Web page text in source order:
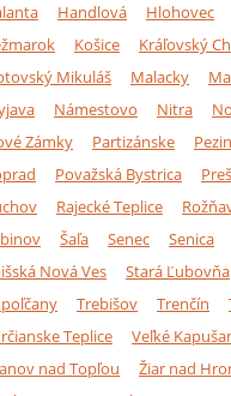
Handlová Hlohovec
Košice Kráľovský
Mikuláš
Malacky
Námestovo Nitra
Zámky
Partizánske
Považská Bystrica
Rajecké Teplice
Šaľa Senec Senica
Nová Ves
Stará Ľubovňa
Trebišov Trenčín
Teplice
Veľké
nad Topľou
Žiar nad